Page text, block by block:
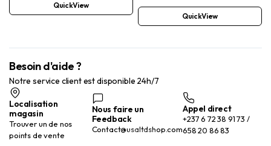
QuickView
QuickView
Besoin d'aide ?
Notre service client est disponible 24h/7
Localisation
magasin
Trouver un de nos
points de vente
Nous faire un
Feedback
Contact@usaltdshop.com
Appel direct
+237 6 72 38 91 73 /
658 20 86 83